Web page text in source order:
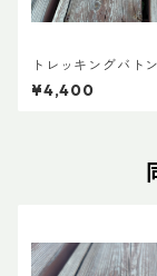
トレッキングバト
¥4,400